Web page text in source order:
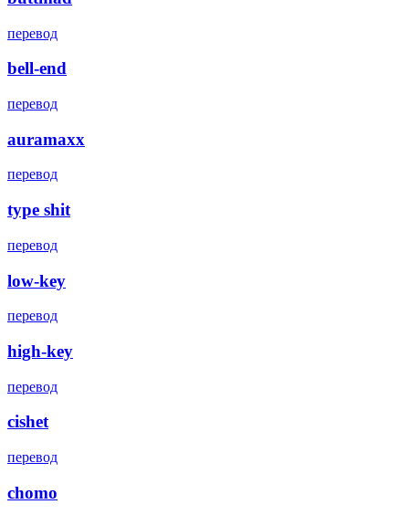
перевод
bell-end
перевод
auramaxx
перевод
type shit
перевод
low-key
перевод
high-key
перевод
cishet
перевод
chomo